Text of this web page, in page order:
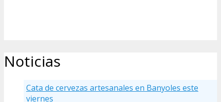
Noticias
Cata de cervezas artesanales en Banyoles este
viernes